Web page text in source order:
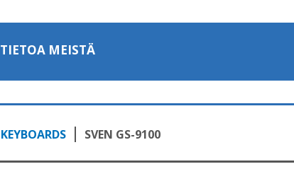
TIETOA MEISTÄ
KEYBOARDS SVEN GS-9100